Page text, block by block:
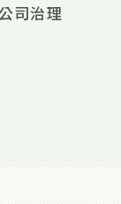
司治理